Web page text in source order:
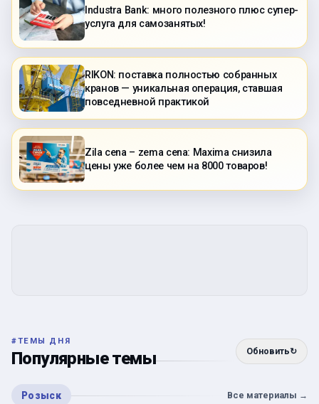
Industra Bank: много полезного плюс супер-
услуга для самозанятых!
RIKON: поставка полностью собранных
кранов — уникальная операция, ставшая
повседневной практикой
Zila cena – zema cena: Maxima снизила
цены уже более чем на 8000 товаров!
#ТЕМЫ ДНЯ
Популярные темы Обновить↻
Розыск Все материалы →